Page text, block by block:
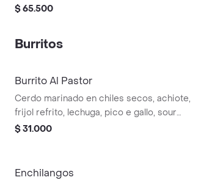
francesa y 2 bebidas a elección: Coca-
$ 65.500
Burritos
Burrito Al Pastor
Cerdo marinado en chiles secos, achiote,
frijol refrito, lechuga, pico e gallo, sour
cream, guacamole, queso y piña
$ 31.000
Enchilangos